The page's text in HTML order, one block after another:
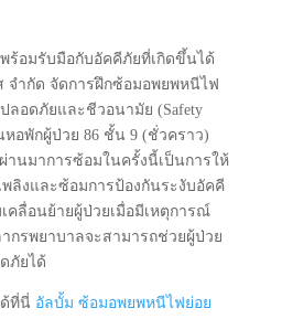
ร้อมรับมือกับอัคคีภัยที่เกิดขึ้นได้
จำกัด จัดการฝึกซ้อมอพยพหนีไฟ
ลอดภัยและชีวอนามัย (Safety
หอพักผู้ป่วย 86 ชั้น 9 (ชั่วคราว)
านมาการซ้อมในครั้งนี้เป็นการให้
พลิงและซ้อมการป้องกันระงับอัคคี
คลื่อนย้ายผู้ป่วยเมื่อมีเหตุการณ์
กรพยาบาลจะสามารถช่วยผู้ป่วย
ภัยได้
ที่นี่ อัลบั้ม ซ้อมอพยพหนีไฟย่อย